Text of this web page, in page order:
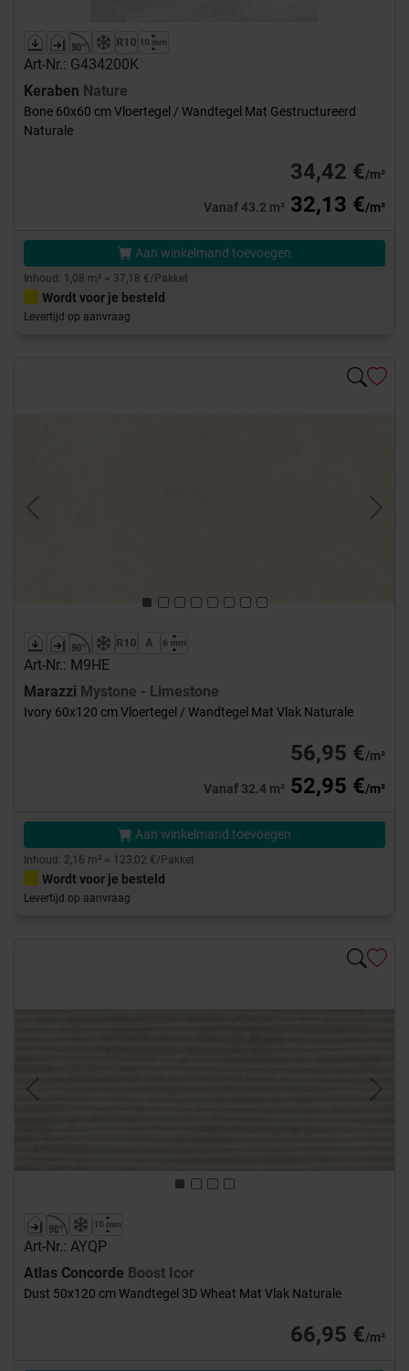
Art-Nr.: G434200K
Keraben Nature
Bone 60x60 cm Vloertegel / Wandtegel Mat Gestructureerd
Naturale
34,42 €/m²
Vanaf 43.2 m² 32,13 €/m²
Aan winkelmand toevoegen
Inhoud: 1,08 m² = 37,18 €/Pakket
Wordt voor je besteld
Levertijd op aanvraag
Previous Next
Art-Nr.: M9HE
Marazzi Mystone - Limestone
Ivory 60x120 cm Vloertegel / Wandtegel Mat Vlak Naturale
56,95 €/m²
Vanaf 32.4 m² 52,95 €/m²
Aan winkelmand toevoegen
Inhoud: 2,16 m² = 123,02 €/Pakket
Wordt voor je besteld
Levertijd op aanvraag
Previous Next
Art-Nr.: AYQP
Atlas Concorde Boost Icor
Dust 50x120 cm Wandtegel 3D Wheat Mat Vlak Naturale
66,95 €/m²